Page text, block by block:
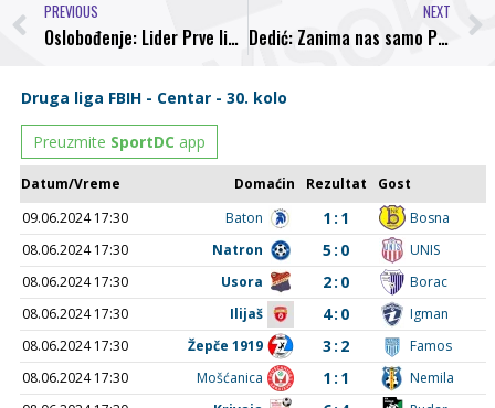
PREVIOUS
Oslobođenje: Lider Prve lige FBiH počeo pripreme: Cilj NK Bosna je Premijer liga!
NEXT
Dedić: Zanima nas samo Premijer liga